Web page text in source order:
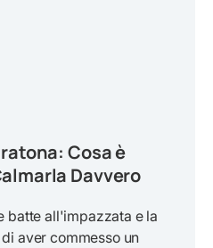
Cosa è
Davvero
batte all'impazzata e la
aver commesso un